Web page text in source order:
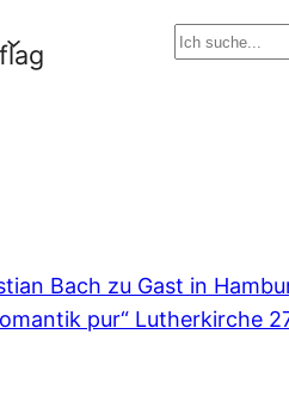
Suchen
Bach zu Gast in
pur“ Lutherkirche